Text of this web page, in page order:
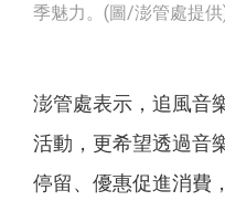
季魅力。(圖/澎管處提供
澎管處表示，追風音
活動，更希望透過音
停留、優惠促進消費